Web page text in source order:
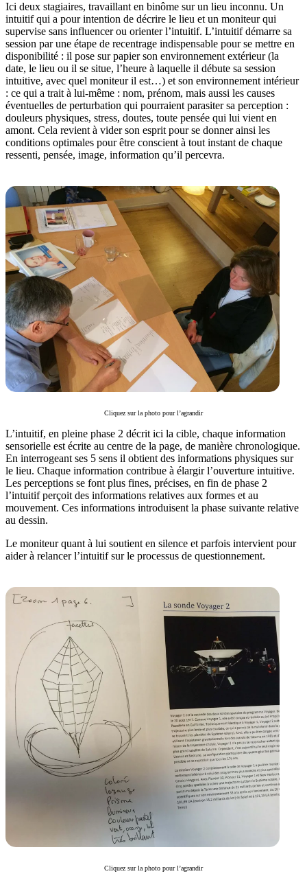
Ici deux stagiaires, travaillant en binôme sur un lieu inconnu. Un
intuitif qui a pour intention de décrire le lieu et un moniteur qui
supervise sans influencer ou orienter l’intuitif. L’intuitif démarre sa
session par une étape de recentrage indispensable pour se mettre en
disponibilité : il pose sur papier son environnement extérieur (la
date, le lieu ou il se situe, l’heure à laquelle il débute sa session
intuitive, avec quel moniteur il est…) et son environnement intérieur
: ce qui a trait à lui-même : nom, prénom, mais aussi les causes
éventuelles de perturbation qui pourraient parasiter sa perception :
douleurs physiques, stress, doutes, toute pensée qui lui vient en
amont. Cela revient à vider son esprit pour se donner ainsi les
conditions optimales pour être conscient à tout instant de chaque
ressenti, pensée, image, information qu’il percevra.
Cliquez sur la photo pour l’agrandir
L’intuitif, en pleine phase 2 décrit ici la cible, chaque information
sensorielle est écrite au centre de la page, de manière chronologique.
En interrogeant ses 5 sens il obtient des informations physiques sur
le lieu. Chaque information contribue à élargir l’ouverture intuitive.
Les perceptions se font plus fines, précises, en fin de phase 2
l’intuitif perçoit des informations relatives aux formes et au
mouvement. Ces informations introduisent la phase suivante relative
au dessin.
Le moniteur quant à lui soutient en silence et parfois intervient pour
aider à relancer l’intuitif sur le processus de questionnement.
Cliquez sur la photo pour l’agrandir